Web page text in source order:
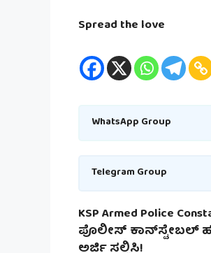
Spread the love
WhatsApp Group
Telegram Group
KSP Armed Police
ಪೊಲೀಸ್ ಕಾನ್‌ಸ್ಟೇಬಲ್
ಅರ್ಜಿ ಸಲ್ಲಿಸಿ!